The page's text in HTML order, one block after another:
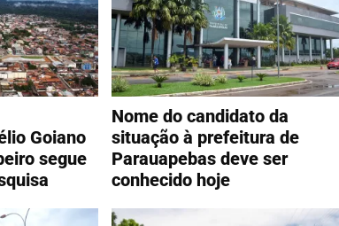
Goiano
segue
Nome do candidato da
situação à prefeitura de
Parauapebas deve ser
conhecido hoje